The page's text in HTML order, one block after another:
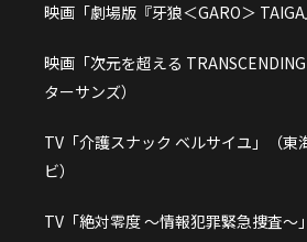
映画「劇場版『牙狼＜GARO＞ TAIGA
映画「次元を超える
ターサンズ）
TV「介護スナック ベルサイユ」（東
ビ）
TV「絶対零度 ～情報犯罪緊急捜査～